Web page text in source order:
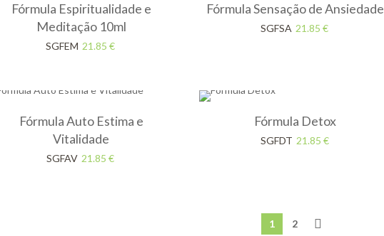
Fórmula Espiritualidade e
Meditação 10ml
SGFEM 21.85€
Fórmula Sensação de Ansiedade
SGFSA 21.85€
Fórmula Auto Estima e
Vitalidade
SGFAV 21.85€
Fórmula Detox
SGFDT 21.85 €
1 2